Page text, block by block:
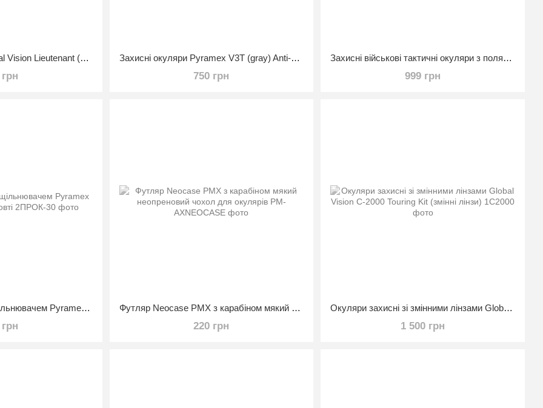
Окуляри захисні Global Vision Lieutenant (clear) прозорі Захисні окуляри Pyramex V3T (gray) Anti-Fog, сірі
750 грн
Захисні військові тактичні окуляри з поляризацією Daisy X7 Black та 4 комплекта лінз
999 грн
Окуляри захисні з ущільнювачем Pyramex Proximity (amber) жовті Футляр Neocase PMX з карабіном мякий неопреновий чохол для окулярів
220 грн
Окуляри захисні зі змінними лінзами Global Vision C-2000 Touring Kit (змінні лінзи)
1 500 грн